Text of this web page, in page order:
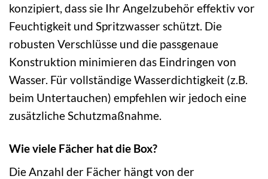
konzipiert, dass sie Ihr Angelzubehör effektiv vor
Feuchtigkeit und Spritzwasser schützt. Die
robusten Verschlüsse und die passgenaue
Konstruktion minimieren das Eindringen von
Wasser. Für vollständige Wasserdichtigkeit (z.B.
beim Untertauchen) empfehlen wir jedoch eine
zusätzliche Schutzmaßnahme.
Wie viele Fächer hat die Box?
Die Anzahl der Fächer hängt von der